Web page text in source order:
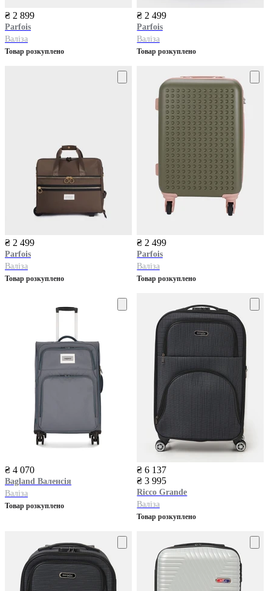
₴ 2 899
Parfois
Валіза
Товар розкуплено
₴ 2 499
Parfois
Валіза
Товар розкуплено
₴ 2 499
Parfois
Валіза
Товар розкуплено
₴ 2 499
Parfois
Валіза
Товар розкуплено
₴ 4 070
Bagland Валенсія
Валіза
Товар розкуплено
₴ 6 137
₴ 3 995
Ricco Grande
Валіза
Товар розкуплено